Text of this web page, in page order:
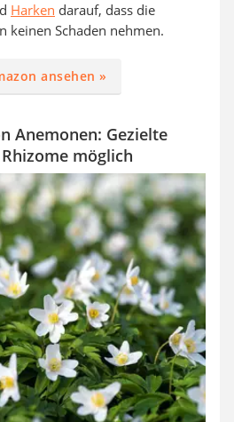
Harken darauf, dass die
keinen Schaden nehmen.
ansehen »
Anemonen: Gezielte
möglich